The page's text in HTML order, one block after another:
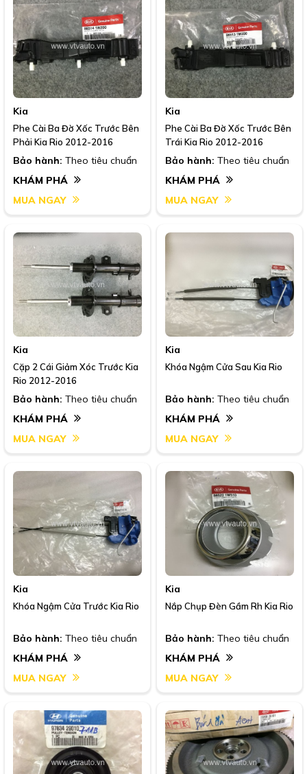
Kia
Phe Cài Ba Đờ Xốc Trước Bên
Phải Kia Rio 2012-2016
Bảo hành: Theo tiêu chuẩn
KHÁM PHÁ
MUA NGAY
Kia
Phe Cài Ba Đờ Xốc Trước Bên
Trái Kia Rio 2012-2016
Bảo hành: Theo tiêu chuẩn
KHÁM PHÁ
MUA NGAY
Kia
Cặp 2 Cái Giảm Xóc Trước Kia
Rio 2012-2016
Bảo hành: Theo tiêu chuẩn
KHÁM PHÁ
MUA NGAY
Kia
Khóa Ngậm Cửa Sau Kia Rio
Bảo hành: Theo tiêu chuẩn
KHÁM PHÁ
MUA NGAY
Kia
Khóa Ngậm Cửa Trước Kia Rio
Bảo hành: Theo tiêu chuẩn
KHÁM PHÁ
MUA NGAY
Kia
Nắp Chụp Đèn Gầm Rh Kia Rio
Bảo hành: Theo tiêu chuẩn
KHÁM PHÁ
MUA NGAY